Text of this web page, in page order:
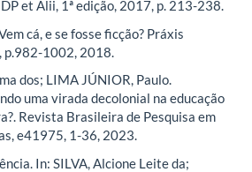
et Alii, 1ª edição, 2017, p. 213-238.
cá, e se fosse ficção? Práxis
p.982-1002, 2018.
dos; LIMA JÚNIOR, Paulo.
uma virada decolonial na educação
Revista Brasileira de Pesquisa em
e41975, 1-36, 2023.
In: SILVA, Alcione Leite da;